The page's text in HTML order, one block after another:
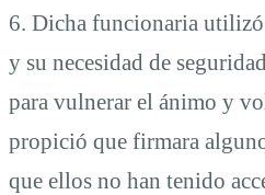
6. Dicha funcionaria
y su necesidad de
para vulnerar el ánimo y
propició que firmara
que ellos no han tenido